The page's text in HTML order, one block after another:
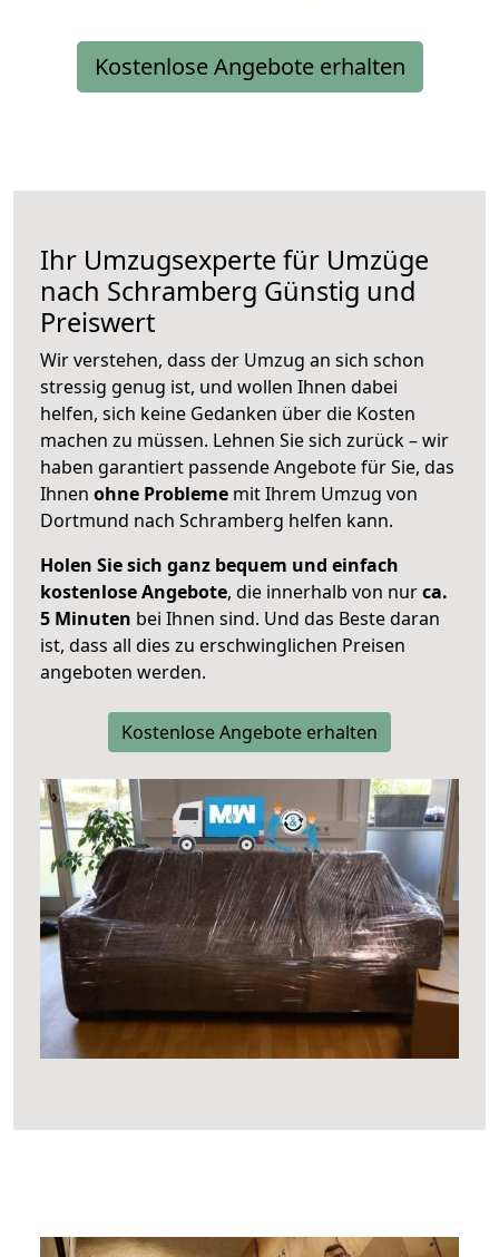
Kostenlose Angebote erhalten
Ihr Umzugsexperte für Umzüge
nach Schramberg Günstig und
Preiswert
Wir verstehen, dass der Umzug an sich schon
stressig genug ist, und wollen Ihnen dabei
helfen, sich keine Gedanken über die Kosten
machen zu müssen. Lehnen Sie sich zurück – wir
haben garantiert passende Angebote für Sie, das
Ihnen ohne Probleme mit Ihrem Umzug von
Dortmund nach Schramberg helfen kann.
Holen Sie sich ganz bequem und einfach
kostenlose Angebote, die innerhalb von nurca.
5 Minuten bei Ihnen sind. Und das Beste daran
ist, dass all dies zu erschwinglichen Preisen
angeboten werden.
Kostenlose Angebote erhalten